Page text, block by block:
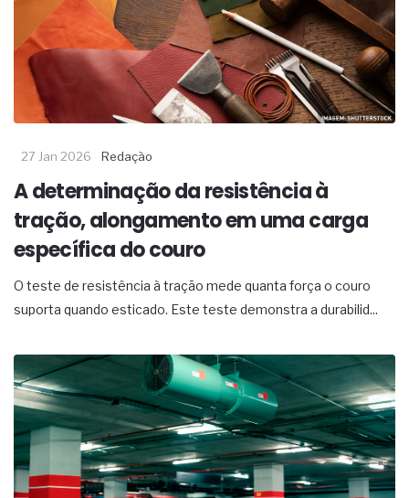
27 Jan 2026 Redação
A determinação da resistência à
tração, alongamento em uma carga
específica do couro
O teste de resistência à tração mede quanta força o couro
suporta quando esticado. Este teste demonstra a durabilid...